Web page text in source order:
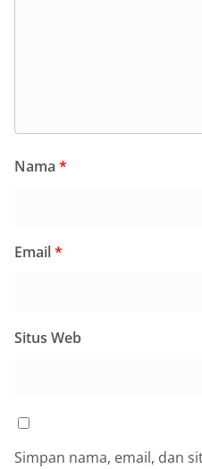
Nama *
Email*
Situs Web
Simpan nama, email, dan